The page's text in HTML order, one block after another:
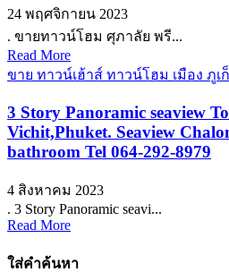
24 พฤศจิกายน 2023
. ขายทาวน์โฮม ศุภาลัย พรี...
Read More
ขาย ทาวน์เฮ้าส์ ทาวน์โฮม เมือง ภูเ
3 Story Panoramic seaview
Vichit,Phuket. Seaview
bathroom Tel 064-292-8979
4 สิงหาคม 2023
. 3 Story Panoramic seavi...
Read More
ใส่คำค้นหา